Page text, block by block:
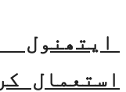
ایتھنول
استعمال